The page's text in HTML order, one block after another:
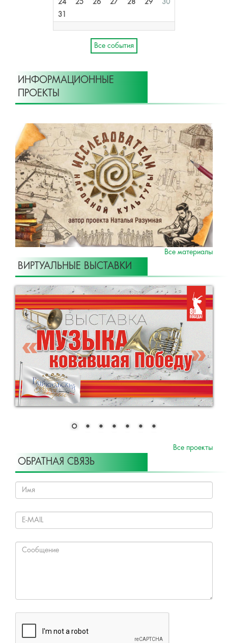
24 25 26 27 28 29
30
31
Все события
ИНФОРМАЦИОННЫЕ
ПРОЕКТЫ
Все материалы
ВИРТУАЛЬНЫЕ ВЫСТАВКИ
Все проекты
ОБРАТНАЯ СВЯЗЬ